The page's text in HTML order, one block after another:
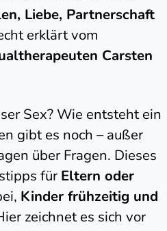
Liebe, Partnerschaft
erklärt vom
Carsten
Sex? Wie entsteht ein
gibt es noch – außer
über Fragen. Dieses
für Eltern oder
Kinder frühzeitig und
zeichnet es sich vor